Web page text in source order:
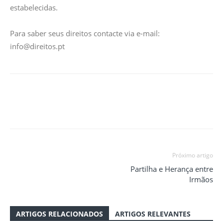
estabelecidas.
Para saber seus direitos contacte via e-mail:
info@direitos.pt
Próximo artigo
Partilha e Herança entre
Irmãos
ARTIGOS RELACIONADOS ARTIGOS RELEVANTES